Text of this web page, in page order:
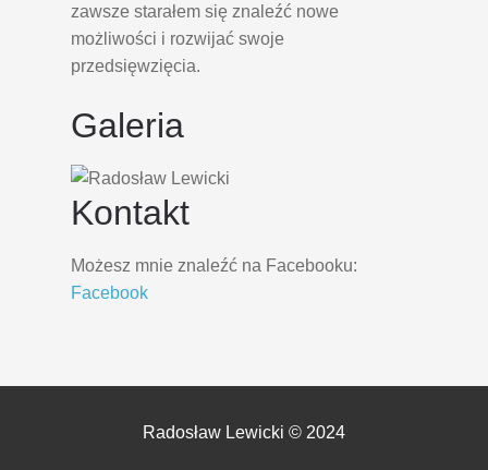
zawsze starałem się znaleźć nowe
możliwości i rozwijać swoje
przedsięwzięcia.
Galeria
Kontakt
Możesz mnie znaleźć na Facebooku:
Facebook
Radosław Lewicki © 2024